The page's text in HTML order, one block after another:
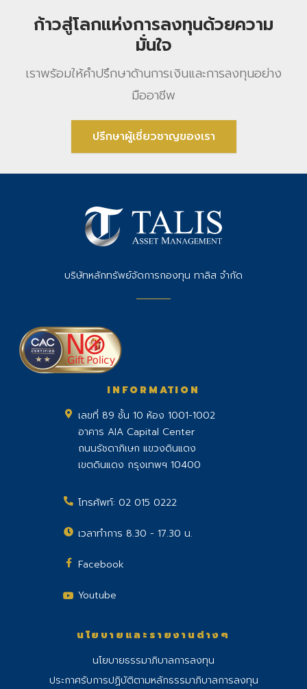
ก้าวสู่โลกแห่งการลงทุนด้วยความ
มั่นใจ
เราพร้อมให้คําปรึกษาด้านการเงินและการลงทุนอย่าง
มืออาชีพ
ปรึกษาผู้เชี่ยวชาญของเรา
บริษัทหลักทรัพย์จัดการกองทุน ทาลิส จำกัด
INFORMATION
เลขที่ 89 ชั้น 10 ห้อง 1001-1002
อาคาร AIA Capital Center
ถนนรัชดาภิเษก แขวงดินแดง
เขตดินแดง กรุงเทพฯ 10400
โทรศัพท์: 02 015 0222
เวลาทำการ 8.30 - 17.30 น.
Facebook
Youtube
นโยบายและรายงานต่างๆ
นโยบายธรรมาภิบาลการลงทุน
ประกาศรับการปฏิบัติตามหลักธรรมาภิบาลการลงทุน